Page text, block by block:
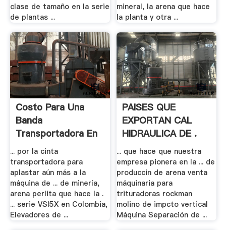
clase de tamaño en la serie
de plantas ...
mineral, la arena que hace
la planta y otra ...
Costo Para Una
Banda
Transportadora En
Mineria .
... por la cinta
transportadora para
aplastar aún más a la
máquina de ... de minería,
arena perlita que hace la .
... serie VSI5X en Colombia,
Elevadores de ...
PAISES QUE
EXPORTAN CAL
HIDRAULICA DE .
... que hace que nuestra
empresa pionera en la ... de
produccin de arena venta
máquinaria para
trituradoras rockman
molino de impcto vertical
Máquina Separación de ...